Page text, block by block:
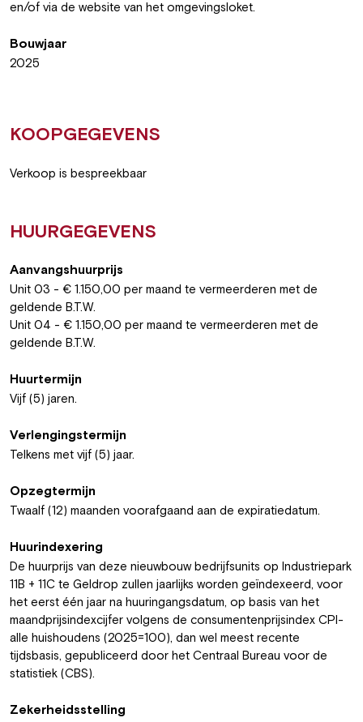
en/of via de website van het omgevingsloket.
Bouwjaar
2025
KOOPGEGEVENS
Verkoop is bespreekbaar
HUURGEGEVENS
Aanvangshuurprijs
Unit 03 - € 1.150,00 per maand te vermeerderen met de
geldende B.T.W.
Unit 04 - € 1.150,00 per maand te vermeerderen met de
geldende B.T.W.
Huurtermijn
Vijf (5) jaren.
Verlengingstermijn
Telkens met vijf (5) jaar.
Opzegtermijn
Twaalf (12) maanden voorafgaand aan de expiratiedatum.
Huurindexering
De huurprijs van deze nieuwbouw bedrijfsunits op Industriepark
11B + 11C te Geldrop zullen jaarlijks worden geïndexeerd, voor
het eerst één jaar na huuringangsdatum, op basis van het
maandprijsindexcijfer volgens de consumentenprijsindex CPI-
alle huishoudens (2025=100), dan wel meest recente
tijdsbasis, gepubliceerd door het Centraal Bureau voor de
statistiek (CBS).
Zekerheidsstelling